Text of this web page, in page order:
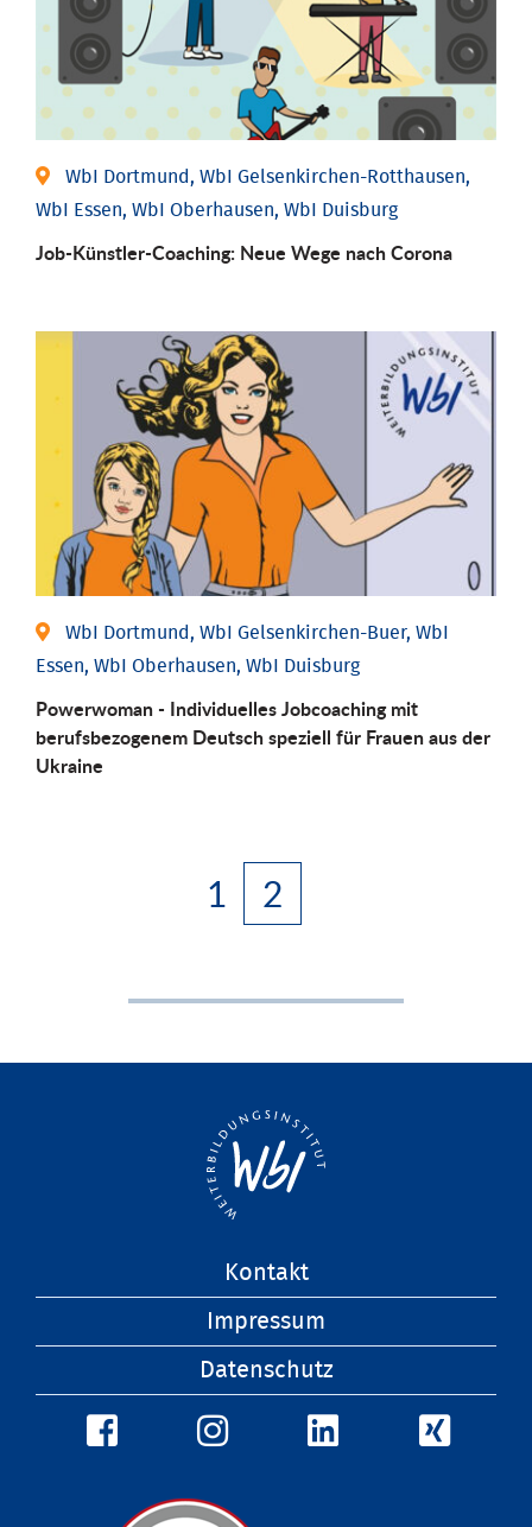
WbI Dortmund, WbI Gelsenkirchen-Rotthausen,
WbI Essen, WbI Oberhausen, WbI Duisburg
Job-Künstler-Coaching: Neue Wege nach Corona
WbI Dortmund, WbI Gelsenkirchen-Buer, WbI
Essen, WbI Oberhausen, WbI Duisburg
Powerwoman - Individuelles Jobcoaching mit
berufsbezogenem Deutsch speziell für Frauen aus der
Ukraine
1 2
Kontakt
Impressum
Datenschutz